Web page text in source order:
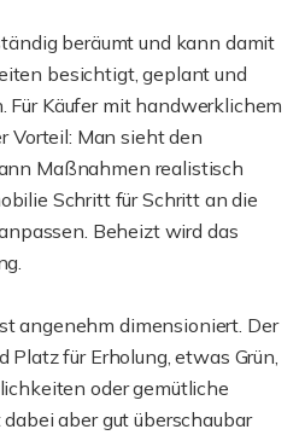
beräumt und kann damit
besichtigt, geplant und
Käufer mit handwerklichem
Vorteil: Man sieht den
Maßnahmen realistisch
Schritt für Schritt an die
Beheizt wird das
angenehm dimensioniert. Der
Platz für Erholung, etwas Grün,
oder gemütliche
aber gut überschaubar